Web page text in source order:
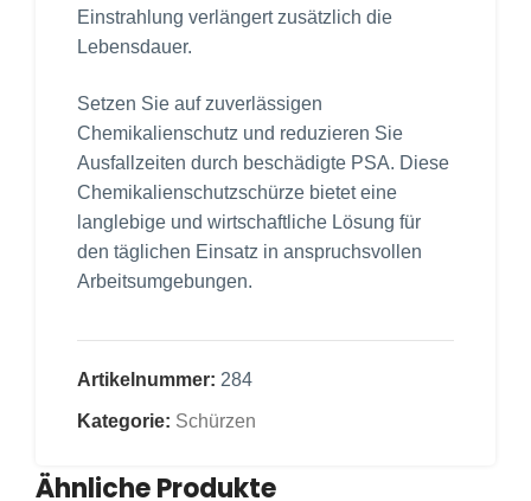
Einstrahlung verlängert zusätzlich die
Lebensdauer.
Setzen Sie auf zuverlässigen
Chemikalienschutz und reduzieren Sie
Ausfallzeiten durch beschädigte PSA. Diese
Chemikalienschutzschürze bietet eine
langlebige und wirtschaftliche Lösung für
den täglichen Einsatz in anspruchsvollen
Arbeitsumgebungen.
Artikelnummer: 284
Kategorie: Schürzen
Ähnliche Produkte